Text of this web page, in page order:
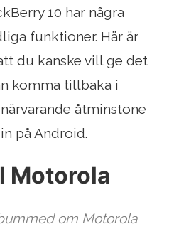
10 har några
funktioner. Här är
du kanske vill ge det
komma tillbaka i
åtminstone
på Android.
Motorola
om Motorola